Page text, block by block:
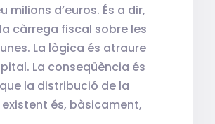
milions d’euros. És a dir,
càrrega fiscal sobre les
La lògica és atraure
La conseqüència és
la distribució de la
és, bàsicament,